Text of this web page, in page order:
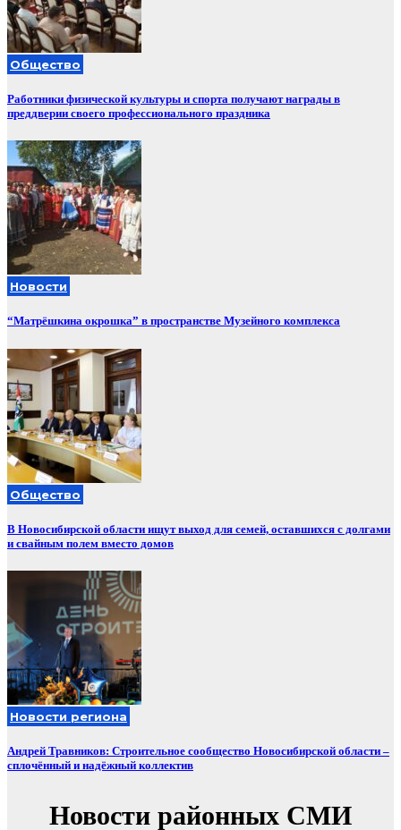
Общество
Работники физической культуры и спорта получают награды в
преддверии своего профессионального праздника
Новости
“Матрёшкина окрошка” в пространстве Музейного комплекса
Общество
В Новосибирской области ищут выход для семей, оставшихся с долгами
и свайным полем вместо домов
Новости региона
Андрей Травников: Строительное сообщество Новосибирской области –
сплочённый и надёжный коллектив